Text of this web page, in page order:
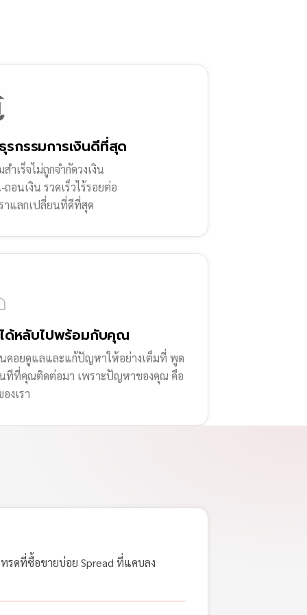
กรรมการเงินดีที่สุด
ำเร็จไม่ถูกจำกัดวงเงิน
ถอนเงิน รวดเร็วไร้รอยต่อ
าแลกเปลี่ยนที่ดีที่สุด
ได้หลับไปพร้อมกับคุณ
คอยดูแลและแก้ปัญหาให้อย่างเต็มที่ พูด
ทีที่คุณติดต่อมา เพราะปัญหาของคุณ คือ
งเรา
รดที่ซื้อขายบ่อย Spread ที่แคบลง